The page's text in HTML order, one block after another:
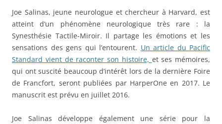
Joe Salinas, jeune neurologue et chercheur à Harvard, est
atteint d’un phénomène neurologique très rare : la
Synesthésie Tactile-Miroir. Il partage les émotions et les
sensations des gens qui l’entourent. Un article du Pacific
Standard vient de raconter son histoire, et ses mémoires,
qui ont suscité beaucoup d’intérêt lors de la dernière Foire
de Francfort, seront publiées par HarperOne en 2017. Le
manuscrit est prévu en juillet 2016.
Joe Salinas développe également une série pour la